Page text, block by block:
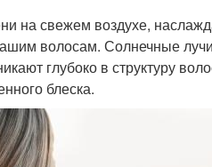
на свежем воздухе,
волосам. Солнечные
глубоко в структуру
блеска.